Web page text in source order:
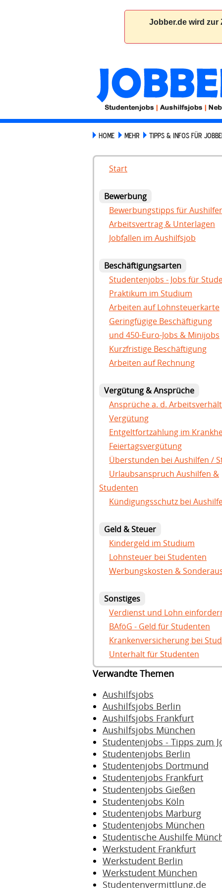
HOME MEHR TIPPS & INFOS FÜR
Start
Bewerbung
Bewerbungstipps für
Arbeitsvertrag & Unterlagen
Jobfallen im Aushilfsjob
Beschäftigungsarten
Studentenjobs - Jobs für
Praktikum im Studium
Arbeiten auf Lohnsteuerkarte
Geringfügige Beschäftigung
und 450-Euro-Jobs & Minijobs
Kurzfristige Beschäftigung
Arbeiten auf Rechnung
Vergütung & Ansprüche
Ansprüche a. d.
Vergütung
Entgeltfortzahlung im
Feiertagsvergütung
Überstunden bei Aushilfen /
Urlaubsanspruch Aushilfen &
Studenten
Kündigungsschutz bei
Geld & Steuer
Kindergeld im Studium
Lohnsteuer bei Studenten
Werbungskosten &
Sonstiges
Verdienst und Lohn
BAföG - Geld für Studenten
Krankenversicherung bei
Unterhalt für Studenten
Verwandte Themen
Aushilfsjobs
Aushilfsjobs Berlin
Aushilfsjobs Frankfurt
Aushilfsjobs München
Studentenjobs - Tipps zum
Studentenjobs Berlin
Studentenjobs Dortmund
Studentenjobs Frankfurt
Studentenjobs Gießen
Studentenjobs Köln
Studentenjobs Marburg
Studentenjobs München
Studentische Aushilfe
Werkstudent Frankfurt
Werkstudent Berlin
Werkstudent München
Studentenvermittlung.de